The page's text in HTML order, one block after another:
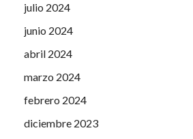
julio 2024
junio 2024
abril 2024
marzo 2024
febrero 2024
diciembre 2023